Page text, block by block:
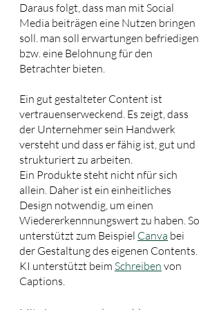
Daraus folgt, dass man mit Social
Media beiträgen eine Nutzen bringen
soll. man soll erwartungen befriedigen
bzw. eine Belohnung für den
Betrachter bieten.
Ein gut gestalteter Content ist
vertrauenserweckend. Es zeigt, dass
der Unternehmer sein Handwerk
versteht und dass er fähig ist, gut und
strukturiert zu arbeiten.
Ein Produkte steht nicht nfür sich
allein. Daher ist ein einheitliches
Design notwendig, um einen
Wiedererkennnungswert zu haben. So
unterstützt zum Beispiel Canva bei
der Gestaltung des eigenen Contents.
KI unterstützt beim Schreiben von
Captions.